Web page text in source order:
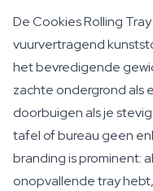
De Cookies Rolling
vuurvertragend
het bevredigende
zachte ondergrond als
doorbuigen als je
tafel of bureau geen
branding is prominent:
onopvallende tray